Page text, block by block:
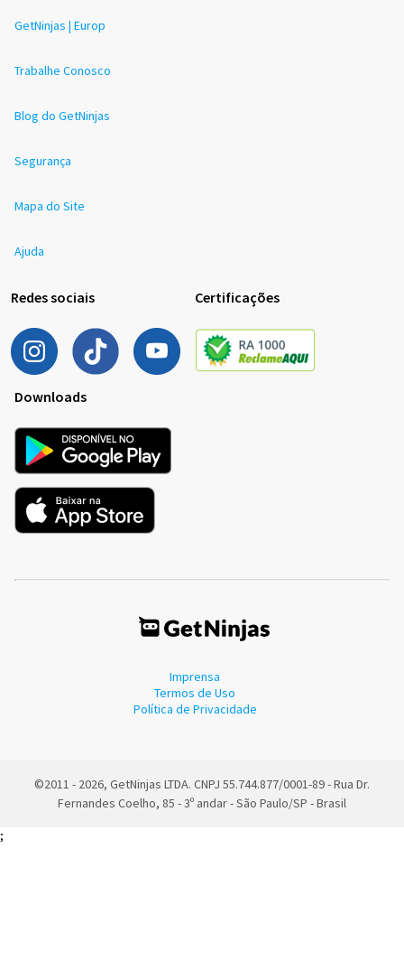
GetNinjas | Europ
Trabalhe Conosco
Blog do GetNinjas
Segurança
Mapa do Site
Ajuda
Redes sociais Certificações
Downloads
Imprensa
Termos de Uso
Política de Privacidade
©2011 - 2026, GetNinjas LTDA. CNPJ 55.744.877/0001-89 - Rua Dr.
Fernandes Coelho, 85 - 3º andar - São Paulo/SP - Brasil
;